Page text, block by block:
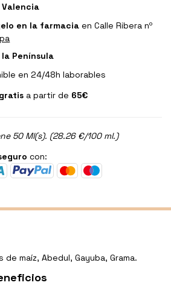
Valencia
en la farmacia en Calle Ribera nº
Península
en 24/48h laborables
a partir de 65€
50 Ml(s). (28.26 €/100 ml.)
con:
maíz, Abedul, Gayuba, Grama.